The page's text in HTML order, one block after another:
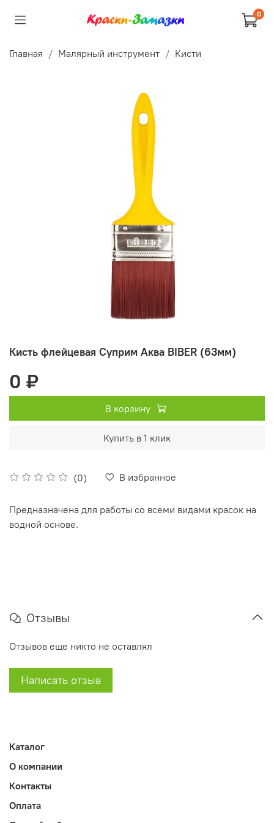
0
Главная Малярный инструмент Кисти
Кисть флейцевая Суприм Аква BIBER (63мм)
(0) В избранное
0 ₽
В корзину
Купить в 1 клик
Предназначена для работы со всеми видами красок на
водной основе.
Отзывы
Отзывов еще никто не оставлял
Написать отзыв
Каталог
О компании
Контакты
Оплата